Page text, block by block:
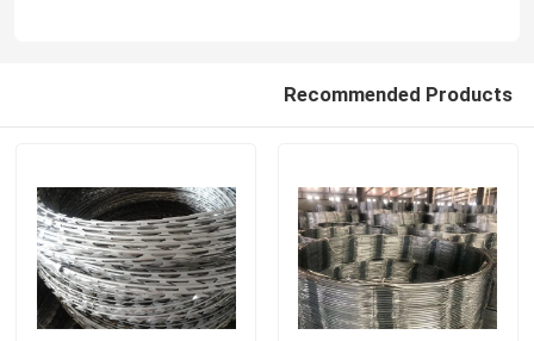
Recommended Products